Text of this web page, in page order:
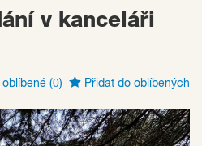
v kanceláři
oblíbené (0) Přidat do oblíbených